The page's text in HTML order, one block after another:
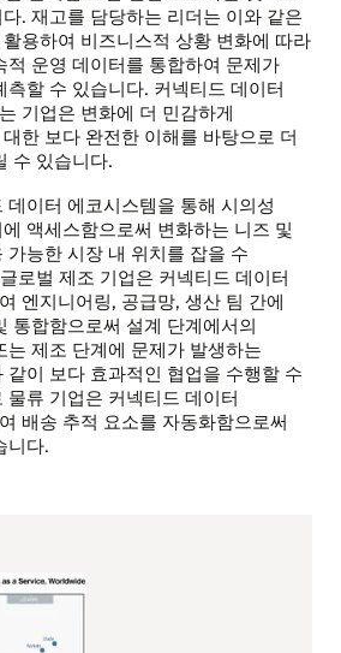
. 재고를 담당하는 리더는 이와 같은
용하여 비즈니스적 상황 변화에 따라
적 운영 데이터를 통합하여 문제가
측할 수 있습니다. 커넥티드 데이터
기업은 변화에 더 민감하게
한 보다 완전한 이해를 바탕으로 더
수 있습니다.
데이터 에코시스템을 통해 시의성
액세스함으로써 변화하는 니즈 및
가능한 시장 내 위치를 잡을 수
로벌 제조 기업은 커넥티드 데이터
엔지니어링, 공급망, 생산 팀 간에
통합함으로써 설계 단계에서의
제조 단계에 문제가 발생하는
이 보다 효과적인 협업을 수행할 수
물류 기업은 커넥티드 데이터
배송 추적 요소를 자동화함으로써
니다.